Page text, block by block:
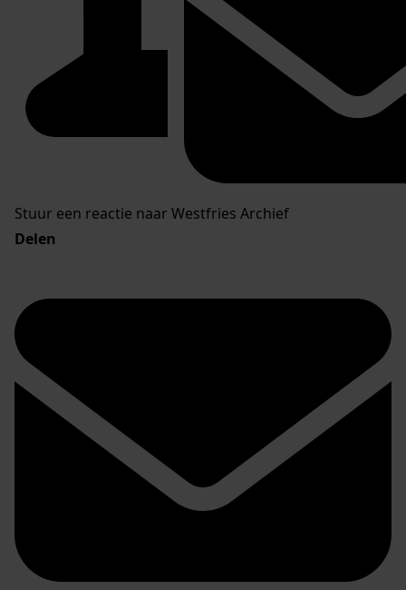
Stuur een reactie naar Westfries Archief
Delen